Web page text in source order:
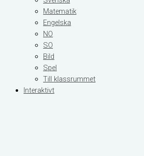
Matematik
Engelska
NO
SO
Bild
Spel
Till klassrummet
Interaktivt